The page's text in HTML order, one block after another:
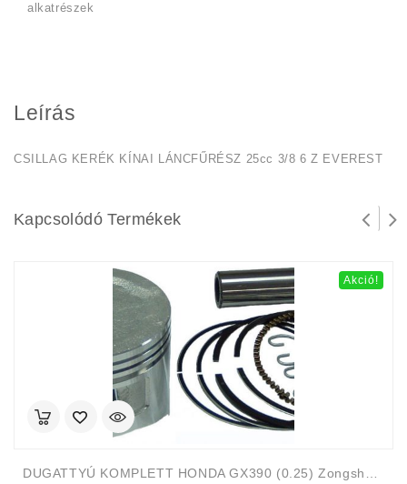
alkatrészek
Leírás
CSILLAG KERÉK KÍNAI LÁNCFŰRÉSZ 25cc 3/8 6 Z EVEREST
Kapcsolódó Termékek
Akció!